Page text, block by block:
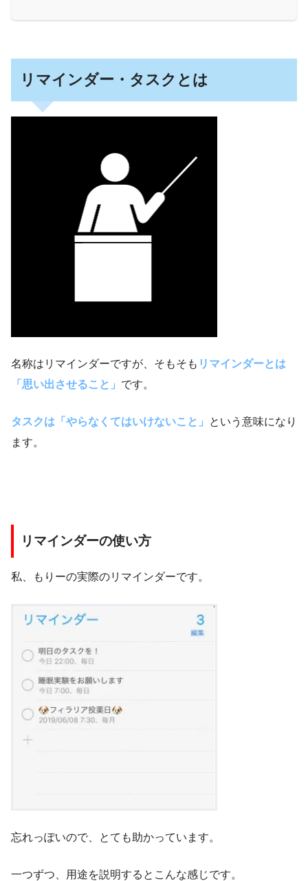
リマインダー・タスクとは
名称はリマインダーですが、そもそも リマインダーとは
「思い出させること」 です。
タスクは「やらなくてはいけないこと」
という意味になり
ます。
リマインダーの使い方
私、もりーの実際のリマインダーです。
忘れっぽいので、とても助かっています。
一つずつ、用途を説明するとこんな感じです。